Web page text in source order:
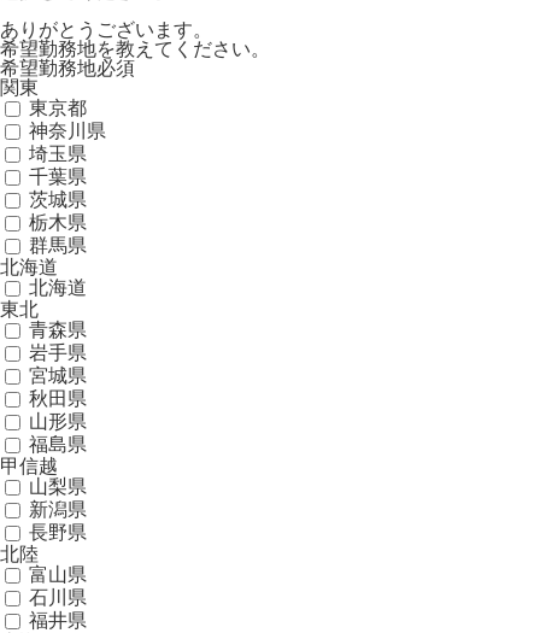
ありがとうございます。
希望勤務地を教えてください。
希望勤務地必須
関東
東京都
神奈川県
埼玉県
千葉県
茨城県
栃木県
群馬県
北海道
北海道
東北
青森県
岩手県
宮城県
秋田県
山形県
福島県
甲信越
山梨県
新潟県
長野県
北陸
富山県
石川県
福井県